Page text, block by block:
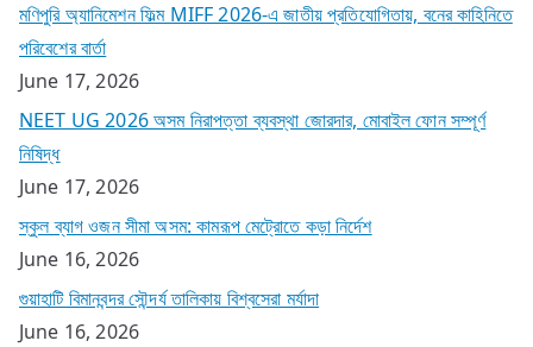
মণিপুরি অ্যানিমেশন ফিল্ম MIFF 2026-এ জাতীয় প্রতিযোগিতায়, বনের কাহিনিতে
পরিবেশের বার্তা
June 17, 2026
NEET UG 2026 অসম নিরাপত্তা ব্যবস্থা জোরদার, মোবাইল ফোন সম্পূর্ণ
নিষিদ্ধ
June 17, 2026
স্কুল ব্যাগ ওজন সীমা অসম: কামরূপ মেট্রোতে কড়া নির্দেশ
June 16, 2026
গুয়াহাটি বিমানবন্দর সৌন্দর্য তালিকায় বিশ্বসেরা মর্যাদা
June 16, 2026